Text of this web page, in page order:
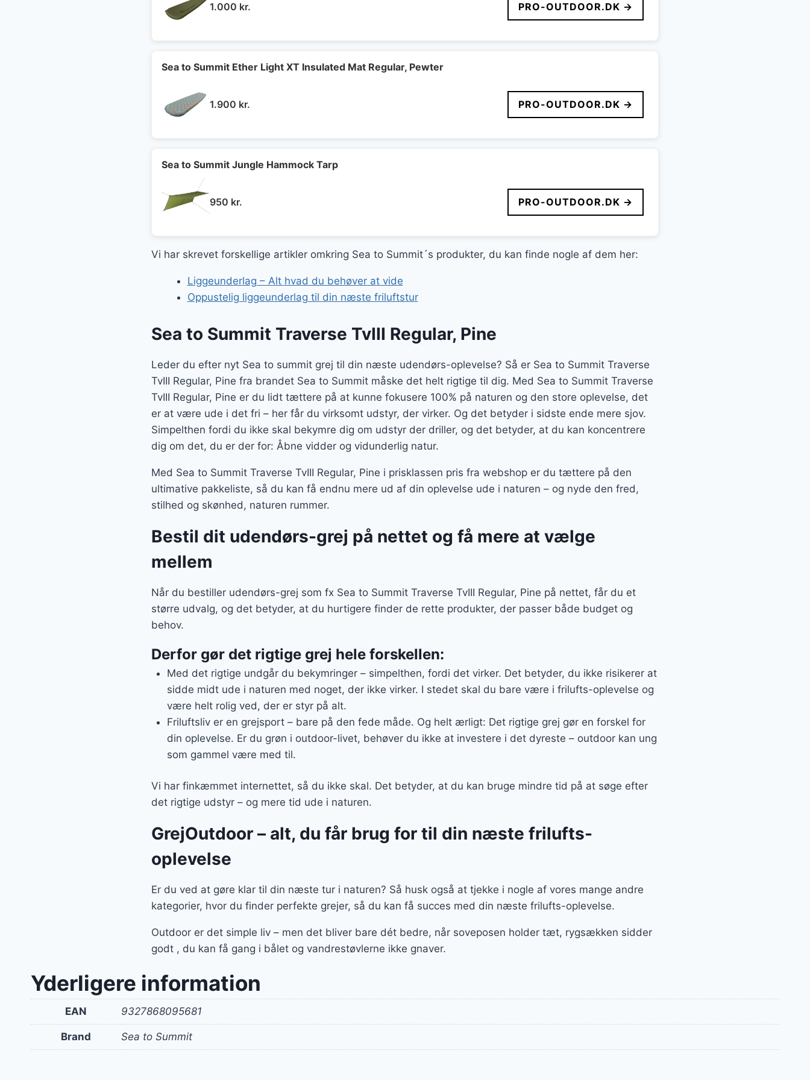
1.000 kr. PRO-OUTDOOR.DK →
Sea to Summit Ether Light XT Insulated Mat Regular, Pewter
1.900 kr. PRO-OUTDOOR.DK →
Sea to Summit Jungle Hammock Tarp
950 kr. PRO-OUTDOOR.DK →
Vi har skrevet forskellige artikler omkring Sea to Summit´s produkter, du kan finde nogle af dem her:
Liggeunderlag – Alt hvad du behøver at vide
Oppustelig liggeunderlag til din næste friluftstur
Sea to Summit Traverse TvIII Regular, Pine
Leder du efter nyt Sea to summit grej til din næste udendørs-oplevelse? Så er Sea to Summit Traverse
TvIII Regular, Pine fra brandet Sea to Summit måske det helt rigtige til dig. Med Sea to Summit Traverse
TvIII Regular, Pine er du lidt tættere på at kunne fokusere 100% på naturen og den store oplevelse, det
er at være ude i det fri – her får du virksomt udstyr, der virker. Og det betyder i sidste ende mere sjov.
Simpelthen fordi du ikke skal bekymre dig om udstyr der driller, og det betyder, at du kan koncentrere
dig om det, du er der for: Åbne vidder og vidunderlig natur.
Med Sea to Summit Traverse TvIII Regular, Pine i prisklassen pris fra webshop er du tættere på den
ultimative pakkeliste, så du kan få endnu mere ud af din oplevelse ude i naturen – og nyde den fred,
stilhed og skønhed, naturen rummer.
Bestil dit udendørs-grej på nettet og få mere at vælge
mellem
Når du bestiller udendørs-grej som fx Sea to Summit Traverse TvIII Regular, Pine på nettet, får du et
større udvalg, og det betyder, at du hurtigere finder de rette produkter, der passer både budget og
behov.
Derfor gør det rigtige grej hele forskellen:
Med det rigtige undgår du bekymringer – simpelthen, fordi det virker. Det betyder, du ikke risikerer at
sidde midt ude i naturen med noget, der ikke virker. I stedet skal du bare være i frilufts-oplevelse og
være helt rolig ved, der er styr på alt.
Friluftsliv er en grejsport – bare på den fede måde. Og helt ærligt: Det rigtige grej gør en forskel for
din oplevelse. Er du grøn i outdoor-livet, behøver du ikke at investere i det dyreste – outdoor kan ung
som gammel være med til.
Vi har finkæmmet internettet, så du ikke skal. Det betyder, at du kan bruge mindre tid på at søge efter
det rigtige udstyr – og mere tid ude i naturen.
GrejOutdoor – alt, du får brug for til din næste frilufts-
oplevelse
Er du ved at gøre klar til din næste tur i naturen? Så husk også at tjekke i nogle af vores mange andre
kategorier, hvor du finder perfekte grejer, så du kan få succes med din næste frilufts-oplevelse.
Outdoor er det simple liv – men det bliver bare dét bedre, når soveposen holder tæt, rygsækken sidder
godt , du kan få gang i bålet og vandrestøvlerne ikke gnaver.
Yderligere information
EAN 9327868095681
Brand Sea to Summit